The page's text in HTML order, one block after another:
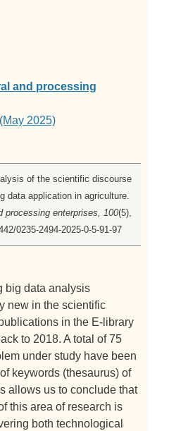
and processing
2025)
of the scientific discourse
data application in agriculture.
processing enterprises, 100(5),
0235-2494-2025-0-5-91-97
big data analysis
new in the scientific
in the E-library
to 2018. A total of 75
under study have been
keywords (thesaurus) of
allows us to conclude that
this area of research is
both technological